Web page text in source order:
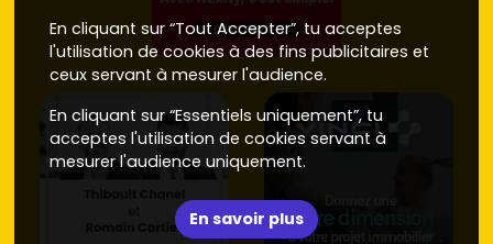
En cliquant sur “Tout Accepter”, tu acceptes
l'utilisation de cookies à des fins publicitaires et
ceux servant à mesurer l'audience.
En cliquant sur “Essentiels uniquement”, tu
acceptes l'utilisation de cookies servant à
mesurer l'audience uniquement.
En savoir plus